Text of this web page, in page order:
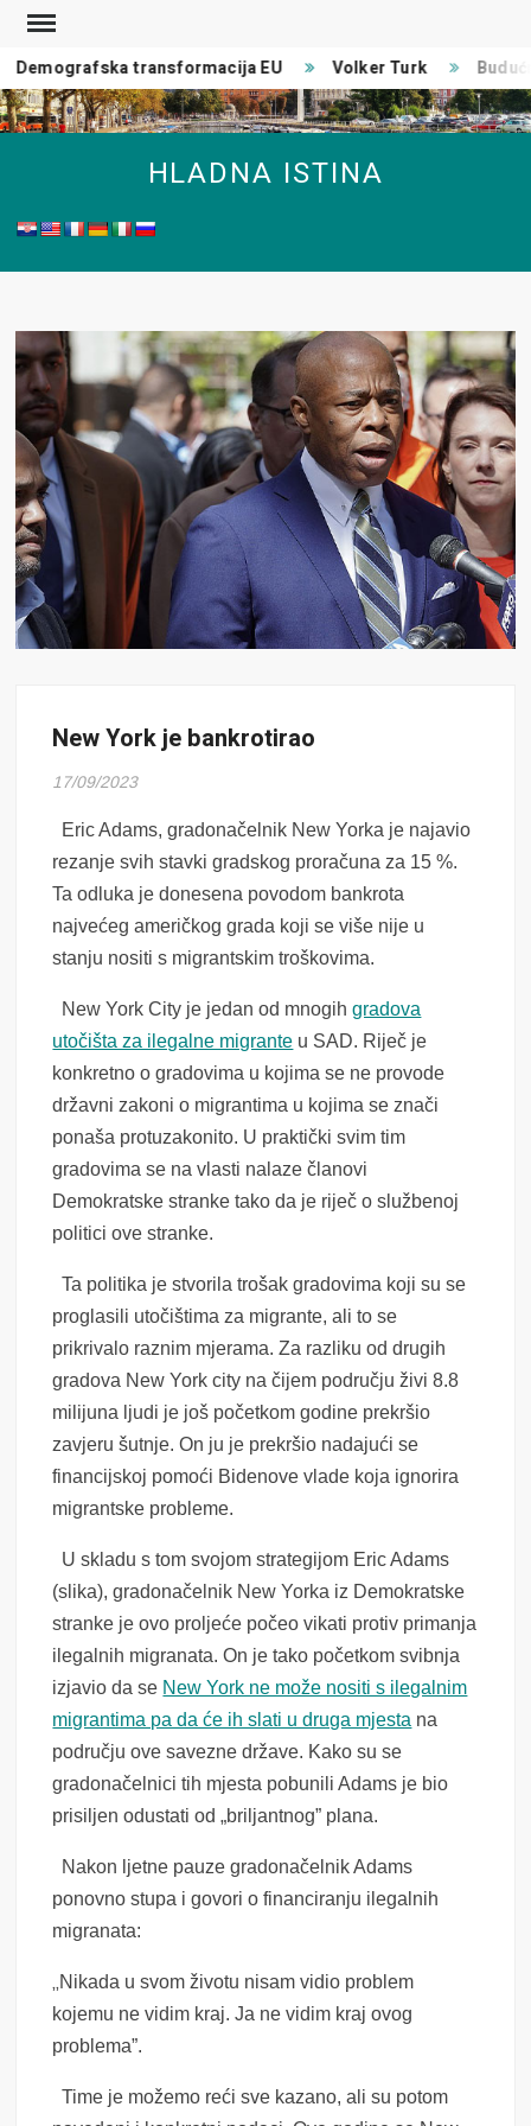
Skip
content
Demografska transformacija EU Volker Turk
HLADNA ISTINA
New York je bankrotirao
17/09/2023
Eric Adams, gradonačelnik New Yorka je najavio
rezanje svih stavki gradskog proračuna za 15 %.
Ta odluka je donesena povodom bankrota
najvećeg američkog grada koji se više nije u
stanju nositi s migrantskim troškovima.
New York City je jedan od mnogihgradova
utočišta za ilegalne migrante u SAD. Riječ je
konkretno o gradovima u kojima se ne provode
državni zakoni o migrantima u kojima se znači
ponaša protuzakonito. U praktički svim tim
gradovima se na vlasti nalaze članovi
Demokratske stranke tako da je riječ o službenoj
politici ove stranke.
Ta politika je stvorila trošak gradovima koji su se
proglasili utočištima za migrante, ali to se
prikrivalo raznim mjerama. Za razliku od drugih
gradova New York city na čijem području živi 8.8
milijuna ljudi je još početkom godine prekršio
zavjeru šutnje. On ju je prekršio nadajući se
financijskoj pomoći Bidenove vlade koja ignorira
migrantske probleme.
U skladu s tom svojom strategijom Eric Adams
(slika), gradonačelnik New Yorka iz Demokratske
stranke je ovo proljeće počeo vikati protiv primanja
ilegalnih migranata. On je tako početkom svibnja
izjavio da se New York ne može nositi s ilegalnim
migrantima pa da će ih slati u druga mjesta na
području ove savezne države. Kako su se
gradonačelnici tih mjesta pobunili Adams je bio
prisiljen odustati od „briljantnog” plana.
Nakon ljetne pauze gradonačelnik Adams
ponovno stupa i govori o financiranju ilegalnih
migranata:
Nikada u svom životu nisam vidio problem
kojemu ne vidim kraj. Ja ne vidim kraj ovog
problema”.
Time je možemo reći sve kazano, ali su potom